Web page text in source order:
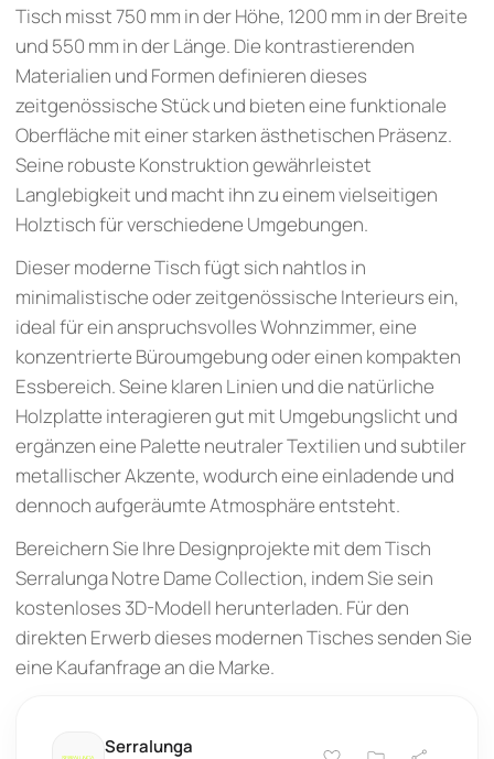
Tisch misst 750 mm in der Höhe, 1200 mm in der Breite
und 550 mm in der Länge. Die kontrastierenden
Materialien und Formen definieren dieses
zeitgenössische Stück und bieten eine funktionale
Oberfläche mit einer starken ästhetischen Präsenz.
Seine robuste Konstruktion gewährleistet
Langlebigkeit und macht ihn zu einem vielseitigen
Holztisch für verschiedene Umgebungen.
Dieser moderne Tisch fügt sich nahtlos in
minimalistische oder zeitgenössische Interieurs ein,
ideal für ein anspruchsvolles Wohnzimmer, eine
konzentrierte Büroumgebung oder einen kompakten
Essbereich. Seine klaren Linien und die natürliche
Holzplatte interagieren gut mit Umgebungslicht und
ergänzen eine Palette neutraler Textilien und subtiler
metallischer Akzente, wodurch eine einladende und
dennoch aufgeräumte Atmosphäre entsteht.
Bereichern Sie Ihre Designprojekte mit dem Tisch
Serralunga Notre Dame Collection, indem Sie sein
kostenloses 3D-Modell herunterladen. Für den
direkten Erwerb dieses modernen Tisches senden Sie
eine Kaufanfrage an die Marke.
Serralunga